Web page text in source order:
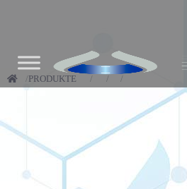
PRODUKTE